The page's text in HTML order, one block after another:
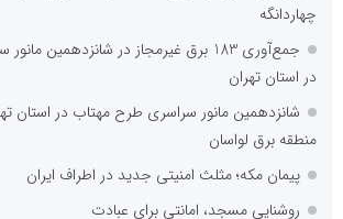
چهاردانگه
جمع‌آوری 183 برق غیرمجاز در شانزدهمین
در استان تهران
شانزدهمین مانور سراسری طرح مهتاب در استان
منطقه برق لواسان
پیمان مکه؛ مثلث امنیتی جدید در اطراف ایران
روشنایی مسجد، امانتی برای عبادت